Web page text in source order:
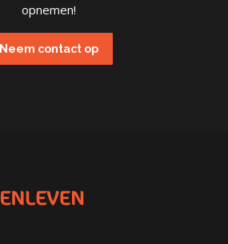
opnemen!
Neem contact op